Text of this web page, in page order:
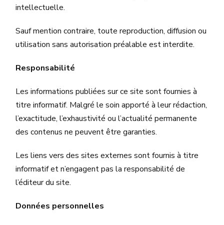
intellectuelle.
Sauf mention contraire, toute reproduction, diffusion ou
utilisation sans autorisation préalable est interdite.
Responsabilité
Les informations publiées sur ce site sont fournies à
titre informatif. Malgré le soin apporté à leur rédaction,
l’exactitude, l’exhaustivité ou l’actualité permanente
des contenus ne peuvent être garanties.
Les liens vers des sites externes sont fournis à titre
informatif et n’engagent pas la responsabilité de
l’éditeur du site.
Données personnelles